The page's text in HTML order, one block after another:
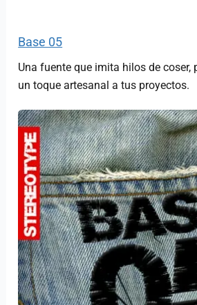
Base 05
Una fuente que imita hilos de coser,
un toque artesanal a tus proyectos.